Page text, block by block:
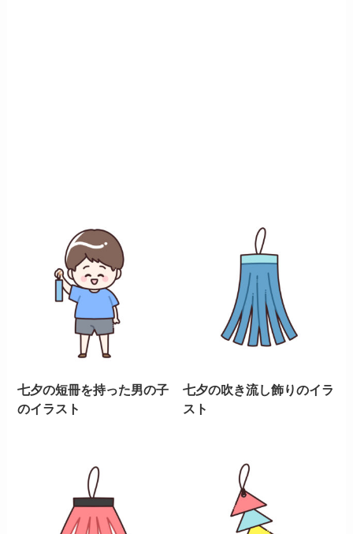
七夕の短冊を持った男の子
のイラスト
七夕の吹き流し飾りのイラ
スト